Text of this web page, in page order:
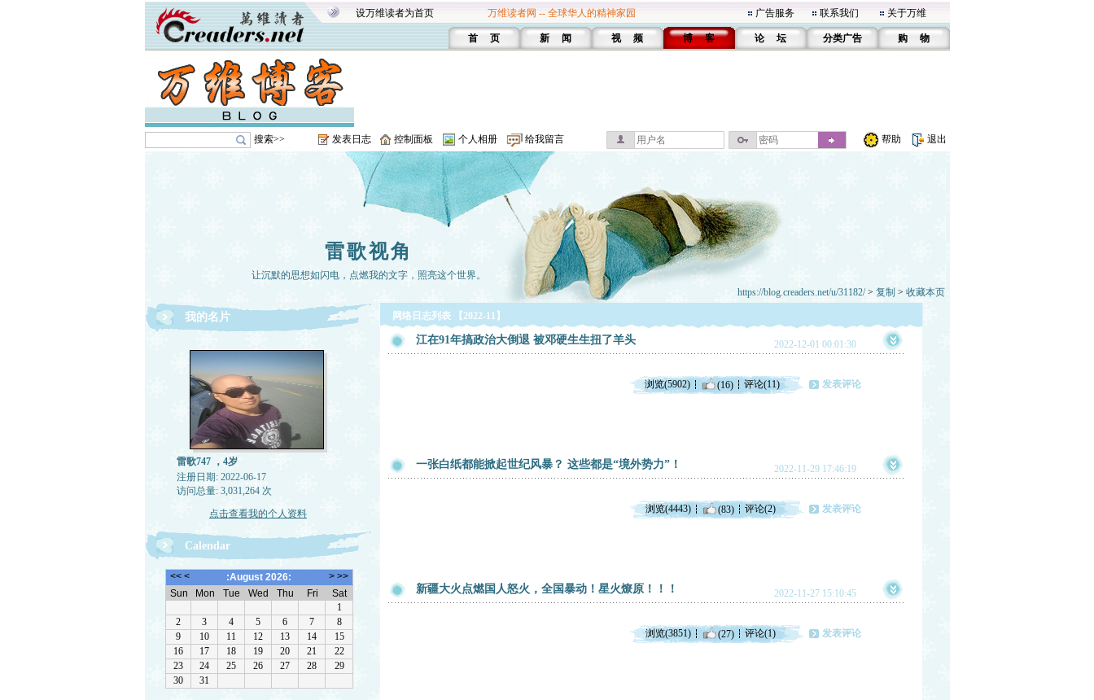
设万维读者为首页 万维读者网 -- 全球华人的精神家园 广告服务 联系我们 关于万维
首 页 新 闻 视 频 博 客 论 坛 分类广告 购 物
搜索>> 发表日志 控制面板 个人相册 给我留言 帮助 退出
雷歌视角
让沉默的思想如闪电，点燃我的文字，照亮这个世界。
https://blog.creaders.net/u/31182/> 复制 > 收藏本页
我的名片
雷歌747 ，4岁
注册日期: 2022-06-17
访问总量: 3,031,264 次
点击查看我的个人资料
Calendar
网络日志列表 【2022-11】
江在91年搞政治大倒退 被邓硬生生扭了羊头 2022-12-01 00:01:30
浏览(5902) (16) 评论(11) 发表评论
一张白纸都能掀起世纪风暴？ 这些都是“境外势力”！ 2022-11-29 17:46:19
浏览(4443) (83) 评论(2) 发表评论
新疆大火点燃国人怒火，全国暴动！星火燎原！！！ 2022-11-27 15:10:45
浏览(3851) (27) 评论(1) 发表评论